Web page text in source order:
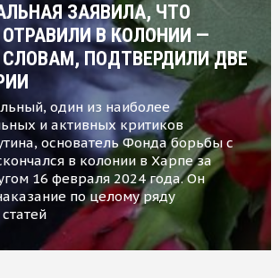
ЗАЯВИЛА, ЧТО
В КОЛОНИИ —
СЛОВАМ, ПОДТВЕРДИЛИ ДВЕ
один из наиболее
и активных критиков
основатель Фонда борьбы с
в колонии в Харпе за
16 февраля 2024 года. Он
по целому ряду